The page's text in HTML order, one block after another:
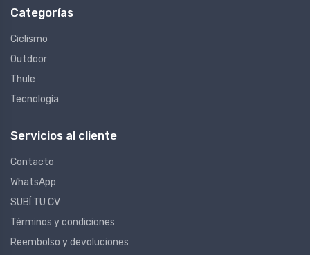
Categorías
Ciclismo
Outdoor
Thule
Tecnología
Servicios al cliente
Contacto
WhatsApp
SUBÍ TU CV
Términos y condiciones
Reembolso y devoluciones